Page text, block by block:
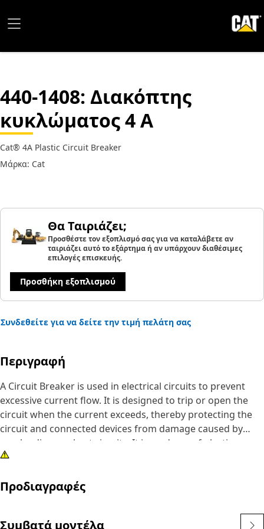
440-1408: Διακόπτης
κυκλώματος 4 A
Cat® 4A Plastic Circuit Breaker
Μάρκα: Cat
Θα Ταιριάζει;
Προσθέστε τον εξοπλισμό σας για να καταλάβετε αν
ταιριάζει αυτό το εξάρτημα ή αν υπάρχουν διαθέσιμες
επιλογές επισκευής.
Προσθήκη εξοπλισμού
Συνδεθείτε για να δείτε την τιμή πελάτη σας
Περιγραφή
A Circuit Breaker is used in electrical circuits to prevent
excessive current flow. It is designed to trip or open the
circuit when the current exceeds, thereby protecting the
circuit and connected devices from damage caused by
overloading or short circuits. It is made up of plastic.
• Provides excellent resistance against corrosion
Προδιαγραφές
Συμβατά μοντέλα